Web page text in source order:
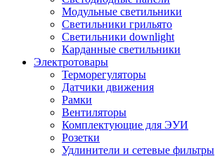
Модульные светильники
Светильники грильято
Светильники downlight
Карданные светильники
Электротовары
Терморегуляторы
Датчики движения
Рамки
Вентиляторы
Комплектующие для ЭУИ
Розетки
Удлинители и сетевые фильтры